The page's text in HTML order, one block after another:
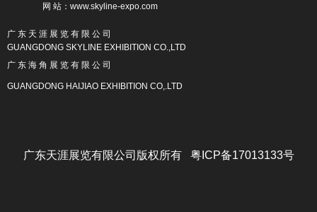
网 站：www.skyline-expo.com
广 东 天 涯 展 览 有 限 公 司
GUANGDONG SKYLINE EXHIBITION CO.,LTD
广 东 海 角 展 览 有 限 公 司
GUANGDONG HAIJIAO EXHIBITION CO,.LTD
广东天涯展览有限公司版权所有 粤ICP备17013133号